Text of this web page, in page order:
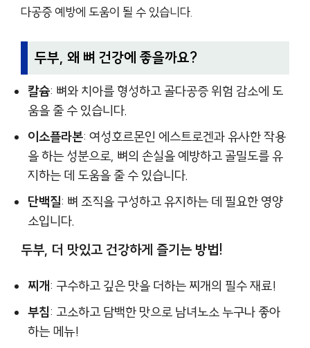
다공증 예방에 도움이 될 수 있습니다.
두부, 왜 뼈 건강에 좋을까요?
칼슘: 뼈와 치아를 형성하고 골다공증 위험 감소에 도
움을 줄 수 있습니다.
이소플라본: 여성호르몬인 에스트로겐과 유사한 작용
을 하는 성분으로, 뼈의 손실을 예방하고 골밀도를 유
지하는 데 도움을 줄 수 있습니다.
단백질: 뼈 조직을 구성하고 유지하는 데 필요한 영양
소입니다.
두부, 더 맛있고 건강하게 즐기는 방법!
찌개: 구수하고 깊은 맛을 더하는 찌개의 필수 재료!
부침: 고소하고 담백한 맛으로 남녀노소 누구나 좋아
하는 메뉴!